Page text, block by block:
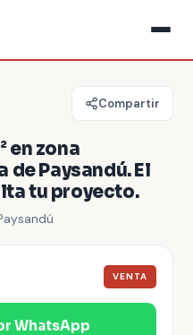
Compartir
en zona
Paysandú. El
tu proyecto.
VENTA
WhatsApp